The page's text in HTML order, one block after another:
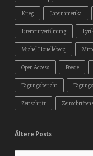
Krieg Lateinamerika
Literaturverfilmung
Michel Houellebecq
Open Access Poesie
Tagungsbericht
Zeitschrift
Ältere Posts